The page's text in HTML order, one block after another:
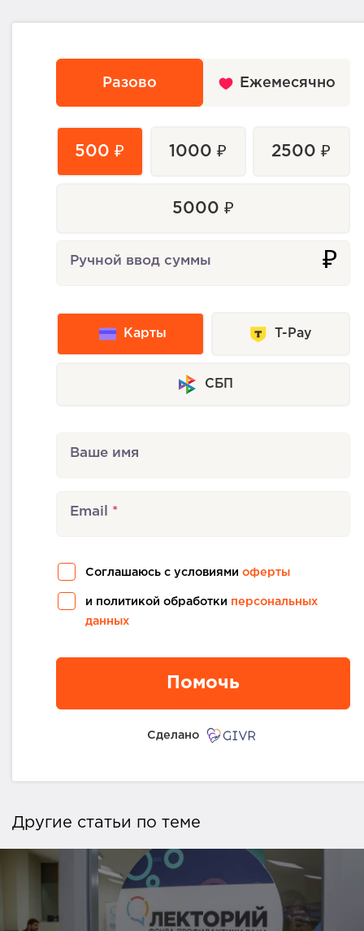
Разово Ежемесячно
500 ₽ 1000 ₽ 2500 ₽
5000 ₽
Ручной ввод суммы ₽
Карты T-Pay
СБП
Ваше имя
Email
Соглашаюсь с условиями оферты
и политикой обработки персональных
данных
Помочь
Сделано
Другие статьи по теме